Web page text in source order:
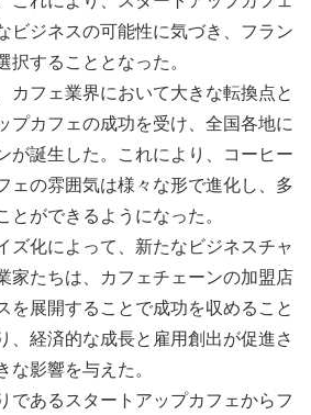
ビジネスの可能性に気づき、フラン
択することとなった。
カフェ業界において大きな転換点と
プカフェの成功を受け、全国各地に
が誕生した。これにより、コーヒー
ェの雰囲気は様々な形で進化し、多
とができるようになった。
ズ化によって、新たなビジネスチャ
家たちは、カフェチェーンの加盟店
を展開することで成功を収めること
、経済的な成長と雇用創出が促進さ
な影響を与えた。
であるスタートアップカフェからフ